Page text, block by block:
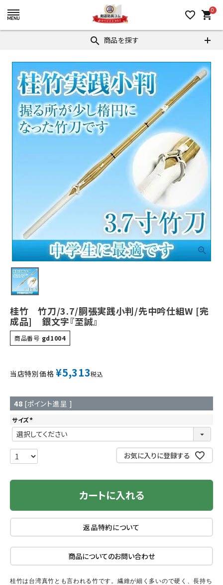
favorite_border 0
shopping_cart
search 商品を探す
桂竹 竹刀/3.7/胴張実践小判/先中吟仕組W [完
成品] 銀文字『至誠』
商品番号 gd1004
当店特別価格 ¥5,313税込
48 [ポイント進呈 ]
サイズ
(
必
須
)
お気に入りに登録する
カートに入れる
返品特約について
商品についてのお問い合わせ
桂竹は台湾真竹とも言われる竹です。繊維が細く多いので硬く、長持ち